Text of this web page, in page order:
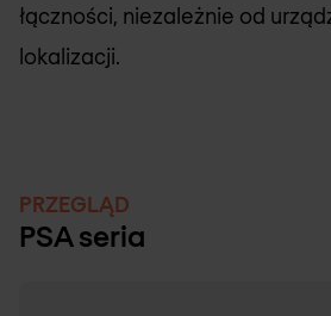
łączności, niezależnie od
lokalizacji.
PRZEGLĄD
PSA seria